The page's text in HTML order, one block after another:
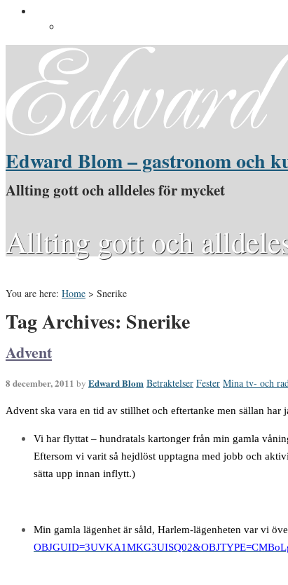
Edward Blom – gastronom och
Allting gott och alldeles för mycket
Allting gott och
You are here: Home > Snerike
Tag Archives: Snerike
Advent
8 december, 2011 by Edward Blom Betraktelser Fester Mina tv- och
Advent ska vara en tid av stillhet och eftertanke men sällan har
Vi har flyttat – hundratals kartonger från min gamla
Eftersom vi varit så hejdlöst upptagna med jobb och
sätta upp innan inflytt.)
Min gamla lägenhet är såld, Harlem-lägenheten var vi